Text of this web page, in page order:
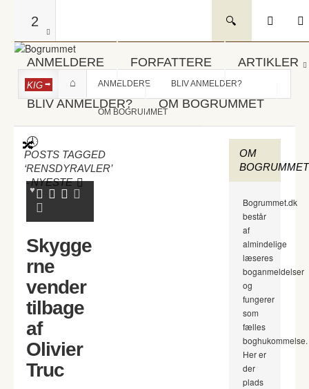
2
ANMELDERE FORFATTERE ARTIKLER
BLIV ANMELDER? OM BOGRUMMET
KIG ANMELDERE BLIV ANMELDER?
OM BOGRUMMET
POSTS TAGGED
‘RENSDYRAVLER’
-NYESTE
Skygge
rne
vender
tilbage
af
Olivier
Truc
OM
BOGRUMMET
Bogrummet.dk
består
af
almindelige
læseres
boganmeldelser
og
fungerer
som
fælles
boghukommelse.
Her er
der
plads